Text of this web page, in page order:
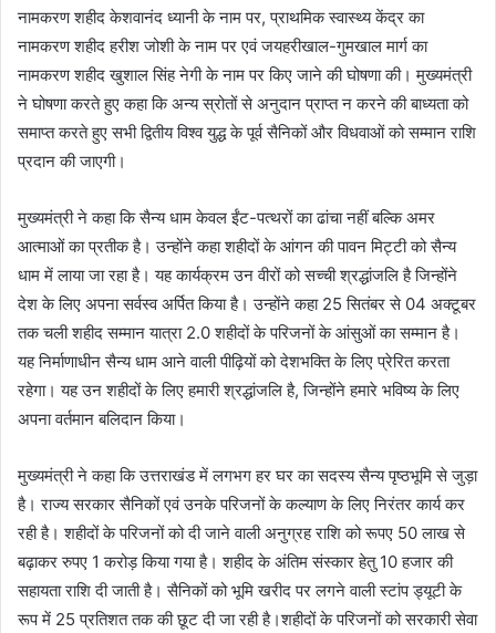
नामकरण शहीद केशवानंद ध्यानी के नाम पर, प्राथमिक स्वास्थ्य केंद्र का
नामकरण शहीद हरीश जोशी के नाम पर एवं जयहरीखाल-गुमखाल मार्ग का
नामकरण शहीद खुशाल सिंह नेगी के नाम पर किए जाने की घोषणा की। मुख्यमंत्री
ने घोषणा करते हुए कहा कि अन्य स्रोतों से अनुदान प्राप्त न करने की बाध्यता को
समाप्त करते हुए सभी द्वितीय विश्व युद्ध के पूर्व सैनिकों और विधवाओं को सम्मान राशि
प्रदान की जाएगी।
मुख्यमंत्री ने कहा कि सैन्य धाम केवल ईंट-पत्थरों का ढांचा नहीं बल्कि अमर
आत्माओं का प्रतीक है। उन्होंने कहा शहीदों के आंगन की पावन मिट्टी को सैन्य
धाम में लाया जा रहा है। यह कार्यक्रम उन वीरों को सच्ची श्रद्धांजलि है जिन्होंने
देश के लिए अपना सर्वस्व अर्पित किया है। उन्होंने कहा 25 सितंबर से 04 अक्टूबर
तक चली शहीद सम्मान यात्रा 2.0 शहीदों के परिजनों के आंसुओं का सम्मान है।
यह निर्माणाधीन सैन्य धाम आने वाली पीढ़ियों को देशभक्ति के लिए प्रेरित करता
रहेगा। यह उन शहीदों के लिए हमारी श्रद्धांजलि है, जिन्होंने हमारे भविष्य के लिए
अपना वर्तमान बलिदान किया।
मुख्यमंत्री ने कहा कि उत्तराखंड में लगभग हर घर का सदस्य सैन्य पृष्ठभूमि से जुड़ा
है। राज्य सरकार सैनिकों एवं उनके परिजनों के कल्याण के लिए निरंतर कार्य कर
रही है। शहीदों के परिजनों को दी जाने वाली अनुग्रह राशि को रूपए 50 लाख से
बढ़ाकर रुपए 1 करोड़ किया गया है। शहीद के अंतिम संस्कार हेतु 10 हजार की
सहायता राशि दी जाती है। सैनिकों को भूमि खरीद पर लगने वाली स्टांप ड्यूटी के
रूप में 25 प्रतिशत तक की छूट दी जा रही है।शहीदों के परिजनों को सरकारी सेवा